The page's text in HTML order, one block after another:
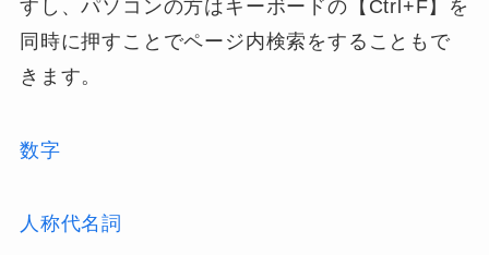
すし、パソコンの方はキーボードの【Ctrl+F】を
同時に押すことでページ内検索をすることもで
きます。
数字
人称代名詞